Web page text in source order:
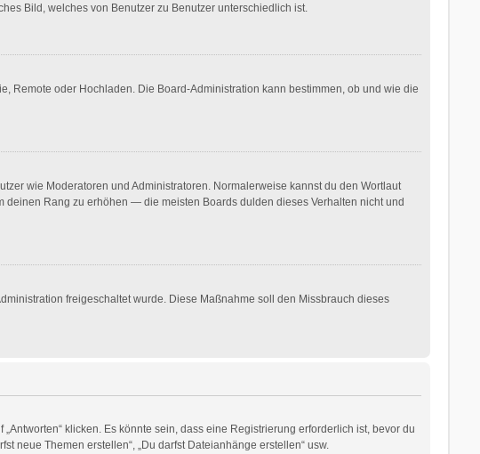
Bild, welches von Benutzer zu Benutzer unterschiedlich ist.
Remote oder Hochladen. Die Board-Administration kann bestimmen, ob und wie die
wie Moderatoren und Administratoren. Normalerweise kannst du den Wortlaut
Rang zu erhöhen — die meisten Boards dulden dieses Verhalten nicht und
freigeschaltet wurde. Diese Maßnahme soll den Missbrauch dieses
klicken. Es könnte sein, dass eine Registrierung erforderlich ist, bevor du
neue Themen erstellen“, „Du darfst Dateianhänge erstellen“ usw.